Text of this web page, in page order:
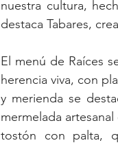
nuestra cultura,
destaca Tabares,
El menú de Raíces
herencia viva, con
y merienda se
mermelada
tostón con palta,